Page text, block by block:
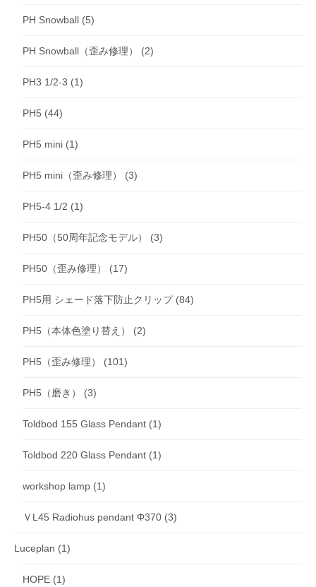
PH Snowball (5)
PH Snowball（歪み修理） (2)
PH3 1/2-3 (1)
PH5 (44)
PH5 mini (1)
PH5 mini（歪み修理） (3)
PH5-4 1/2 (1)
PH50（50周年記念モデル） (3)
PH50（歪み修理） (17)
PH5用 シェード落下防止クリップ(84)
PH5（本体色塗り替え） (2)
PH5（歪み修理） (101)
PH5（磨き） (3)
Toldbod 155 Glass Pendant (1)
Toldbod 220 Glass Pendant (1)
workshop lamp (1)
ＶL45 Radiohus pendant Φ370 (3)
Luceplan (1)
HOPE (1)